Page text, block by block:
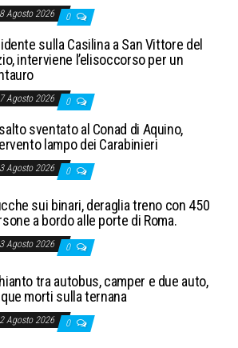
8 Agosto 2026 0
sulla Casilina a San Vittore del
interviene l’elisoccorso per un
7 Agosto 2026 0
sventato al Conad di Aquino,
lampo dei Carabinieri
3 Agosto 2026 0
sui binari, deraglia treno con 450
a bordo alle porte di Roma.
3 Agosto 2026 0
tra autobus, camper e due auto,
morti sulla ternana
2 Agosto 2026 0